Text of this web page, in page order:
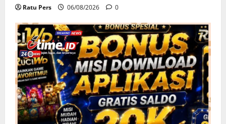
Ratu Pers 06/08/2026 0